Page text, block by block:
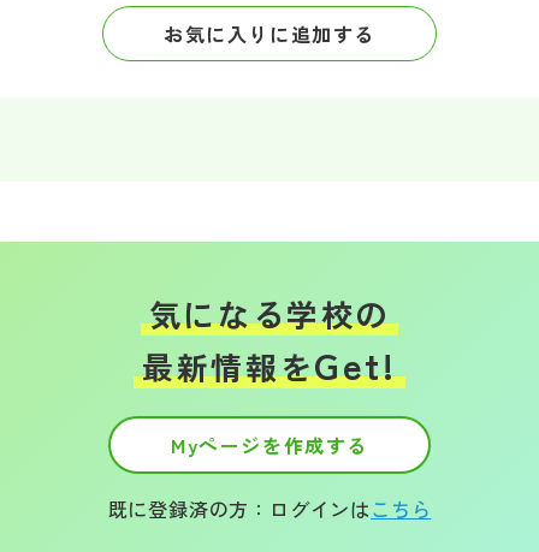
サイトマップ
お気に入りに追加する
気になる学校の
最新情報をGet!
Myページを作成する
既に登録済の方：ログインはこちら